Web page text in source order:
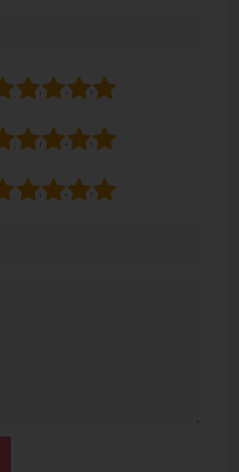
5
4
3
2
5
4
3
2
5
4
3
2